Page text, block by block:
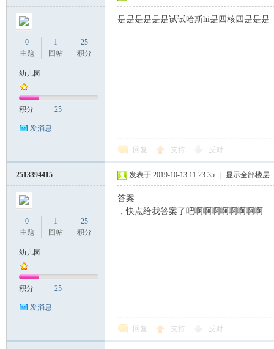
0
主题
1
回帖
25
积分
幼儿园
积分 25
发消息
是是是是是是试试哈斯hi是四核四是是是
回复 支持 反对
2513394415
0
主题
1
回帖
25
积分
幼儿园
积分 25
发消息
发表于 2019-10-13 11:23:35 显示全部楼层
答案
，快点给我答案了吧啊啊啊啊啊啊啊啊
回复 支持 反对